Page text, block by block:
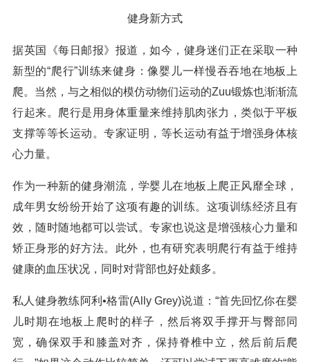
健身新方式
据英国《每日邮报》报道，如今，健身迷们正在采取一种
新型的“爬行”训练来健身：像婴儿一样慢吞吞地在地板上
爬。当然，与之相似的模仿动物们运动的Zuu锻炼也渐渐流
行起来。爬行是用身体重量来维持肌肉张力，类似于平板
支撑等等长运动。专家证明，等长运动有益于增强身体核
心力量。
作为一种新的健身潮流，学婴儿在地板上爬正风靡全球，
成年男女纷纷开始了这项有趣的训练。这项训练经济且有
效，随时随地都可以尝试。专家也说这是增强核心力量和
矫正身形的好方法。此外，也有研究表明爬行有益于维持
健康的血压状况，同时对背部也好处颇多。
私人健身教练阿利•格雷(Ally Grey)说道：“首先回忆你在婴
儿时期在地板上爬时的样子，然后将双手撑开与臀部同
宽，确保双手和膝盖对齐，保持脊椎中立，然后前后爬